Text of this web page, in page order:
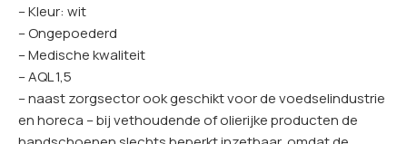
– Kleur: wit
– Ongepoederd
– Medische kwaliteit
– AQL 1,5
– naast zorgsector ook geschikt voor de voedselindustrie
en horeca – bij vethoudende of olierijke producten de